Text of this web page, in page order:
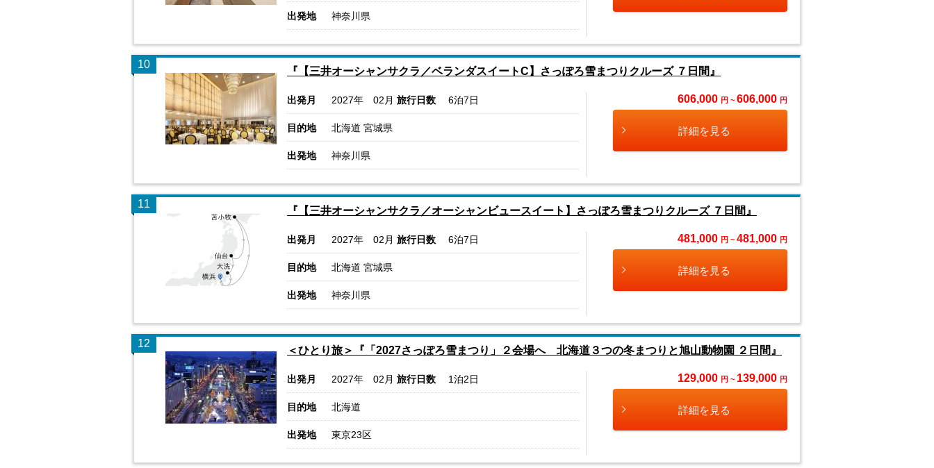
出発地 神奈川県
10
『【三井オーシャンサクラ／ベランダスイートC】さっぽろ雪まつりクルーズ ７日間』
出発月 2027年 02月 旅行日数 6泊7日
目的地 北海道 宮城県
出発地 神奈川県
606,000 円 ~ 606,000 円
詳細を見る
11
『【三井オーシャンサクラ／オーシャンビュースイート】さっぽろ雪まつりクルーズ ７日間』
出発月 2027年 02月 旅行日数 6泊7日
目的地 北海道 宮城県
出発地 神奈川県
481,000 円 ~ 481,000 円
詳細を見る
12
＜ひとり旅＞『「2027さっぽろ雪まつり」２会場へ 北海道３つの冬まつりと旭山動物園 ２日間』
出発月 2027年 02月 旅行日数 1泊2日
目的地 北海道
出発地 東京23区
129,000 円 ~ 139,000 円
詳細を見る